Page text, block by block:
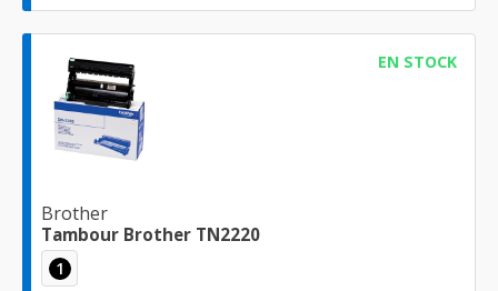
EN STOCK
Brother
Tambour Brother TN2220
1